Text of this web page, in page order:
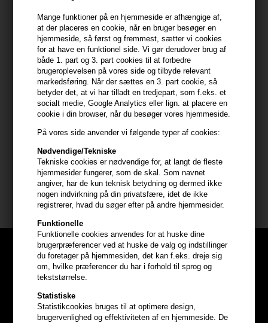
Mange funktioner på en hjemmeside er afhængige af,
at der placeres en cookie, når en bruger besøger en
hjemmeside, så først og fremmest, sætter vi cookies
for at have en funktionel side. Vi gør derudover brug af
både 1. part og 3. part cookies til at forbedre
brugeroplevelsen på vores side og tilbyde relevant
markedsføring. Når der sættes en 3. part cookie, så
betyder det, at vi har tilladt en tredjepart, som f.eks. et
socialt medie, Google Analytics eller lign. at placere en
cookie i din browser, når du besøger vores hjemmeside.
På vores side anvender vi følgende typer af cookies:
Nødvendige/Tekniske
Tekniske cookies er nødvendige for, at langt de fleste
hjemmesider fungerer, som de skal. Som navnet
angiver, har de kun teknisk betydning og dermed ikke
nogen indvirkning på din privatsfære, idet de ikke
registrerer, hvad du søger efter på andre hjemmesider.
Funktionelle
Funktionelle cookies anvendes for at huske dine
brugerpræferencer ved at huske de valg og indstillinger
du foretager på hjemmesiden, det kan f.eks. dreje sig
om, hvilke præferencer du har i forhold til sprog og
tekststørrelse.
Statistiske
Statistikcookies bruges til at optimere design,
brugervenlighed og effektiviteten af en hjemmeside. De
- Giver næring til håret
- Genfugter, udglatter og hjælper med at forebygge skader på det.
- vegansk og farvebevarende
- Uden sulfater og parabener
Anvendelse
- Vask håret med Amika The Kure Bond Repair Shampoo
- Massér nænsomt en lille smule balsam fra rod til spids
- Lad virke i håret i 1-2 minutter
Størrelse: 1000ml
Amika hårprodukter